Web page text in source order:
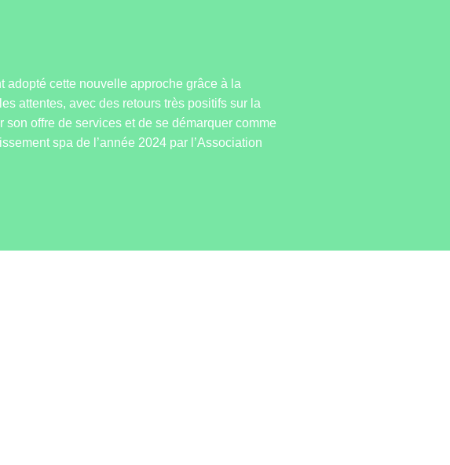
adopté cette nouvelle approche grâce à la
attentes, avec des retours très positifs sur la
son offre de services et de se démarquer comme
spa de l’année 2024 par l’Association